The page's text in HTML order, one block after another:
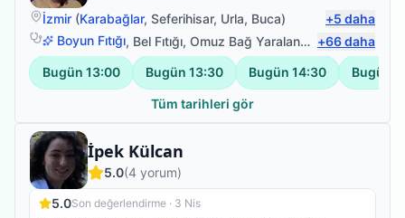
İzmir (Karabağlar, Seferihisar, Urla, Buca) +5 daha
Boyun Fıtığı, Bel Fıtığı, Omuz Bağ Yaralanması ,Sırt Ağrısı
+66daha
Bugün 13:00 Bugün 13:30 Bugün 14:30 Bugün
Tüm tarihleri gör
İpek Külcan
Fizyoterapist
5.0(4 yorum)
5.0Son değerlendirme · 3 Nis